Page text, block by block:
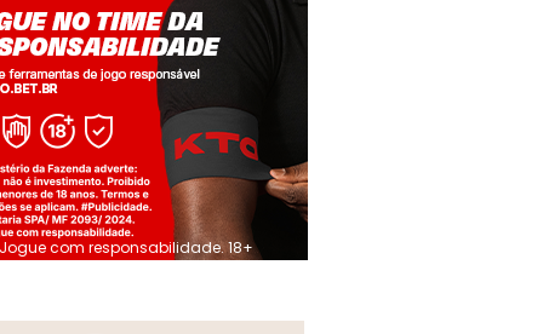
Jogue com responsabilidade. 18+